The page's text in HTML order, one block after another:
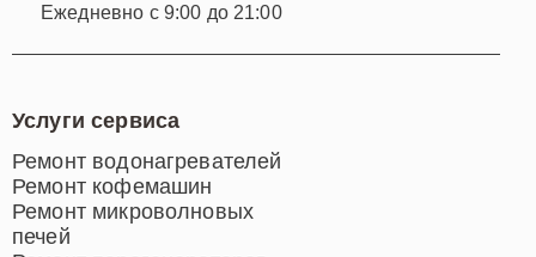
Ежедневно с 9:00 до 21:00
Услуги сервиса
Ремонт водонагревателей
Ремонт кофемашин
Ремонт микроволновых
печей